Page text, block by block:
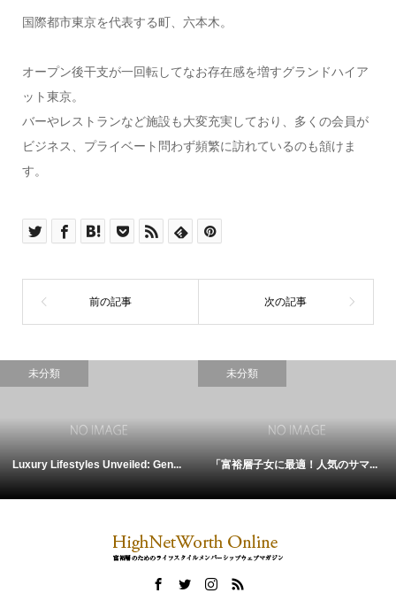
国際都市東京を代表する町、六本木。
オープン後干支が一回転してなお存在感を増すグランドハイア
ット東京。
バーやレストランなど施設も大変充実しており、多くの会員が
ビジネス、プライベート問わず頻繁に訪れているのも頷けま
す。
未分類
Luxury Lifestyles Unveiled: Gen...
未分類
「富裕層子女に最適！人気のサマ...